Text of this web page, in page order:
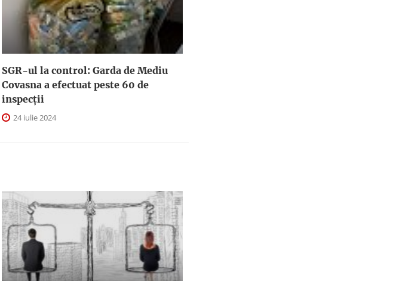
SGR-ul la control: Garda de Mediu
Covasna a efectuat peste 60 de
inspecţii
24 iulie 2024